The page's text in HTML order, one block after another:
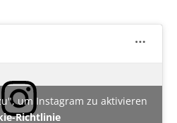
um Instagram zu aktivieren
Richtlinie